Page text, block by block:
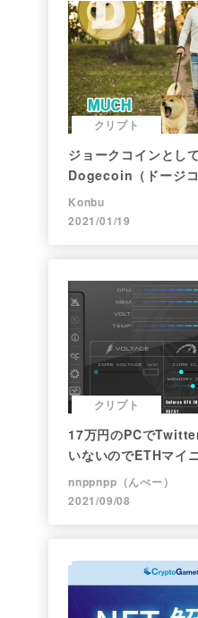
クリプト
ジョークコインとし
Dogecoin（ドージ
まで。注目される非証
Konbu
2021/01/19
クリプト
17万円のPCで
いないのでETHマイ
nnppnpp（んぺー）
2021/09/08